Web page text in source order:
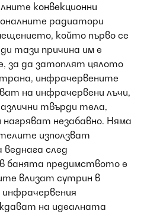
конвекционни
радиатори
който първо се
тази причина им е
за да затоплят цялото
инфрачервените
на инфрачервени лъчи,
твърди тела,
незабавно. Няма
използват
след
банята предимството е
влизат сутрин в
на идеалната